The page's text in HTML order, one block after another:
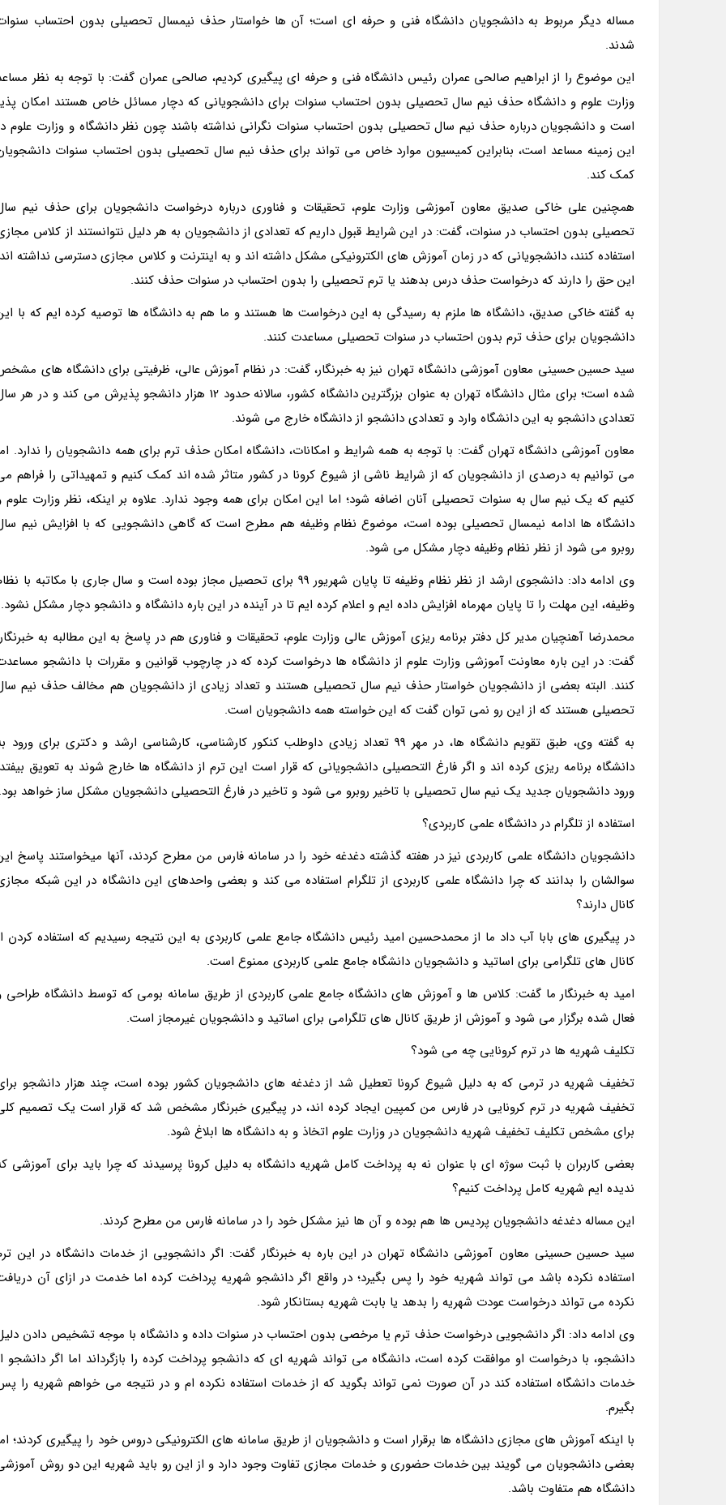
مساله دیگر مربوط به دانشجویان دانشگاه فنی و حرفه ای است؛ آن ها خواستار حذف نیمسال تحصیلی بدون احتساب
شدند.
این موضوع را از ابراهیم صالحی عمران رئیس دانشگاه فنی و حرفه ای پیگیری کردیم، صالحی عمران گفت: با توجه به نظر
وزارت علوم و دانشگاه حذف نیم سال تحصیلی بدون احتساب سنوات برای دانشجویانی که دچار مسائل خاص هستند امکان
است و دانشجویان درباره حذف نیم سال تحصیلی بدون احتساب سنوات نگرانی نداشته باشند چون نظر دانشگاه و وزارت علوم
این زمینه مساعد است، بنابراین کمیسیون موارد خاص می تواند برای حذف نیم سال تحصیلی بدون احتساب سنوات
کمک کند.
همچنین علی خاکی صدیق معاون آموزشی وزارت علوم، تحقیقات و فناوری درباره درخواست دانشجویان برای حذف نیم
تحصیلی بدون احتساب در سنوات، گفت: در این شرایط قبول داریم که تعدادی از دانشجویان به هر دلیل نتوانستند از کلاس
استفاده کنند، دانشجویانی که در زمان آموزش های الکترونیکی مشکل داشته اند و به اینترنت و کلاس مجازی دسترسی نداشته
این حق را دارند که درخواست حذف درس بدهند یا ترم تحصیلی را بدون احتساب در سنوات حذف کنند.
به گفته خاکی صدیق، دانشگاه ها ملزم به رسیدگی به این درخواست ها هستند و ما هم به دانشگاه ها توصیه کرده ایم که با
دانشجویان برای حذف ترم بدون احتساب در سنوات تحصیلی مساعدت کنند.
سید حسین حسینی معاون آموزشی دانشگاه تهران نیز به خبرنگار، گفت: در نظام آموزش عالی، ظرفیتی برای دانشگاه های
شده است؛ برای مثال دانشگاه تهران به عنوان بزرگترین دانشگاه کشور، سالانه حدود 12 هزار دانشجو پذیرش می کند و در
تعدادی دانشجو به این دانشگاه وارد و تعدادی دانشجو از دانشگاه خارج می شوند.
معاون آموزشی دانشگاه تهران گفت: با توجه به همه شرایط و امکانات، دانشگاه امکان حذف ترم برای همه دانشجویان را ندارد.
می توانیم به درصدی از دانشجویان که از شرایط ناشی از شیوع کرونا در کشور متاثر شده اند کمک کنیم و تمهیداتی را فراهم
کنیم که یک نیم سال به سنوات تحصیلی آنان اضافه شود؛ اما این امکان برای همه وجود ندارد. علاوه بر اینکه، نظر وزارت علوم
دانشگاه ها ادامه نیمسال تحصیلی بوده است، موضوع نظام وظیفه هم مطرح است که گاهی دانشجویی که با افزایش نیم
روبرو می شود از نظر نظام وظیفه دچار مشکل می شود.
وی ادامه داد: دانشجوی ارشد از نظر نظام وظیفه تا پایان شهریور 99 برای تحصیل مجاز بوده است و سال جاری با مکاتبه با
وظیفه، این مهلت را تا پایان مهرماه افزایش داده ایم و اعلام کرده ایم تا در آینده در این باره دانشگاه و دانشجو دچار مشکل نشود.
محمدرضا آهنچیان مدیر کل دفتر برنامه ریزی آموزش عالی وزارت علوم، تحقیقات و فناوری هم در پاسخ به این مطالبه به
گفت: در این باره معاونت آموزشی وزارت علوم از دانشگاه ها درخواست کرده که در چارچوب قوانین و مقررات با دانشجو
کنند. البته بعضی از دانشجویان خواستار حذف نیم سال تحصیلی هستند و تعداد زیادی از دانشجویان هم مخالف حذف نیم
تحصیلی هستند که از این رو نمی توان گفت که این خواسته همه دانشجویان است.
به گفته وی، طبق تقویم دانشگاه ها، در مهر 99 تعداد زیادی داوطلب کنکور کارشناسی، کارشناسی ارشد و دکتری برای ورود
دانشگاه برنامه ریزی کرده اند و اگر فارغ التحصیلی دانشجویانی که قرار است این ترم از دانشگاه ها خارج شوند به تعویق
ورود دانشجویان جدید یک نیم سال تحصیلی با تاخیر روبرو می شود و تاخیر در فارغ التحصیلی دانشجویان مشکل ساز خواهد
استفاده از تلگرام در دانشگاه علمی کاربردی؟
دانشجویان دانشگاه علمی کاربردی نیز در هفته گذشته دغدغه خود را در سامانه فارس من مطرح کردند، آنها میخواستند پاسخ
سوالشان را بدانند که چرا دانشگاه علمی کاربردی از تلگرام استفاده می کند و بعضی واحدهای این دانشگاه در این شبکه
کانال دارند؟
در پیگیری های بابا آب داد ما از محمدحسین امید رئیس دانشگاه جامع علمی کاربردی به این نتیجه رسیدیم که استفاده کردن
کانال های تلگرامی برای اساتید و دانشجویان دانشگاه جامع علمی کاربردی ممنوع است.
امید به خبرنگار ما گفت: کلاس ها و آموزش های دانشگاه جامع علمی کاربردی از طریق سامانه بومی که توسط دانشگاه طراحی
فعال شده برگزار می شود و آموزش از طریق کانال های تلگرامی برای اساتید و دانشجویان غیرمجاز است.
تکلیف شهریه ها در ترم کرونایی چه می شود؟
تخفیف شهریه در ترمی که به دلیل شیوع کرونا تعطیل شد از دغدغه های دانشجویان کشور بوده است، چند هزار دانشجو
تخفیف شهریه در ترم کرونایی در فارس من کمپین ایجاد کرده اند، در پیگیری خبرنگار مشخص شد که قرار است یک تصمیم
برای مشخص تکلیف تخفیف شهریه دانشجویان در وزارت علوم اتخاذ و به دانشگاه ها ابلاغ شود.
بعضی کاربران با ثبت سوژه ای با عنوان نه به پرداخت کامل شهریه دانشگاه به دلیل کرونا پرسیدند که چرا باید برای آموزشی
ندیده ایم شهریه کامل پرداخت کنیم؟
این مساله دغدغه دانشجویان پردیس ها هم بوده و آن ها نیز مشکل خود را در سامانه فارس من مطرح کردند.
سید حسین حسینی معاون آموزشی دانشگاه تهران در این باره به خبرنگار گفت: اگر دانشجویی از خدمات دانشگاه در این
استفاده نکرده باشد می تواند شهریه خود را پس بگیرد؛ در واقع اگر دانشجو شهریه پرداخت کرده اما خدمت در ازای آن
نکرده می تواند درخواست عودت شهریه را بدهد یا بابت شهریه بستانکار شود.
وی ادامه داد: اگر دانشجویی درخواست حذف ترم یا مرخصی بدون احتساب در سنوات داده و دانشگاه با موجه تشخیص دادن
دانشجو، با درخواست او موافقت کرده است، دانشگاه می تواند شهریه ای که دانشجو پرداخت کرده را بازگرداند اما اگر دانشجو
خدمات دانشگاه استفاده کند در آن صورت نمی تواند بگوید که از خدمات استفاده نکرده ام و در نتیجه می خواهم شهریه را
بگیرم.
با اینکه آموزش های مجازی دانشگاه ها برقرار است و دانشجویان از طریق سامانه های الکترونیکی دروس خود را پیگیری کردند؛
بعضی دانشجویان می گویند بین خدمات حضوری و خدمات مجازی تفاوت وجود دارد و از این رو باید شهریه این دو روش
دانشگاه هم متفاوت باشد.